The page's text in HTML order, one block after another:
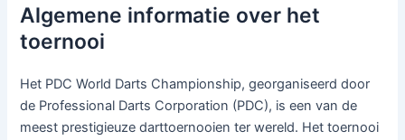
Algemene informatie over het
toernooi
Het PDC World Darts Championship, georganiseerd door
de Professional Darts Corporation (PDC), is een van de
meest prestigieuze darttoernooien ter wereld. Het toernooi